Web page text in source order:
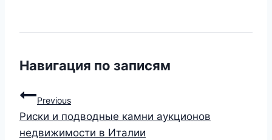
Навигация по записям
Previous
Риски и подводные камни аукционов
недвижимости в Италии